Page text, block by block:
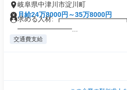
岐阜県中津川市淀川町
月給24万8000円～35万8000円
求める人材: ┏━━━━━━━━━┓
━━━━━━━━...
交通費支給